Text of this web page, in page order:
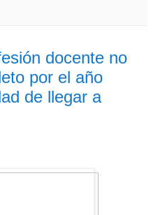
docente no
por el año
de llegar a